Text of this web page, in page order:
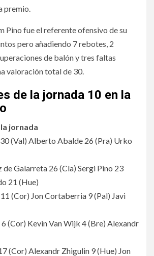
premio.
Pino fue el referente ofensivo de su
pero añadiendo 7 rebotes, 2
de balón y tres faltas
valoración total de 30.
de la jornada 10 en la
jornada
(Val) Alberto Abalde 26 (Pra) Urko
de Galarreta 26 (Cla) Sergi Pino 23
21 (Hue)
(Cor) Jon Cortaberria 9(Pal) Javi
(Cor) Kevin Van Wijk 4(Bre) Alexandr
(Cor) Alexandr Zhigulin 9(Hue) Jon